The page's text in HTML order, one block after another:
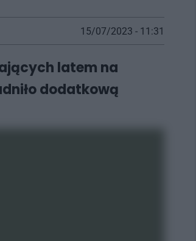
15/07/2023 - 11:31
latem na
dodatkową